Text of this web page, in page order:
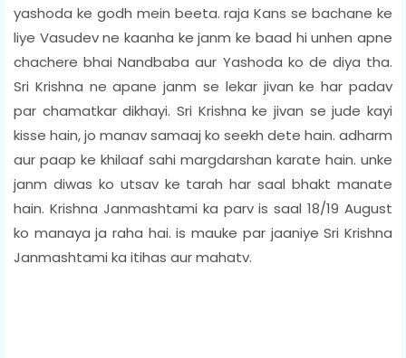
yashoda ke godh mein beeta. raja Kans se bachane ke
liye Vasudev ne kaanha ke janm ke baad hi unhen apne
chachere bhai Nandbaba aur Yashoda ko de diya tha.
Sri Krishna ne apane janm se lekar jivan ke har padav
par chamatkar dikhayi. Sri Krishna ke jivan se jude kayi
kisse hain, jo manav samaaj ko seekh dete hain. adharm
aur paap ke khilaaf sahi margdarshan karate hain. unke
janm diwas ko utsav ke tarah har saal bhakt manate
hain. Krishna Janmashtami ka parv is saal 18/19 August
ko manaya ja raha hai. is mauke par jaaniye Sri Krishna
Janmashtami ka itihas aur mahatv.